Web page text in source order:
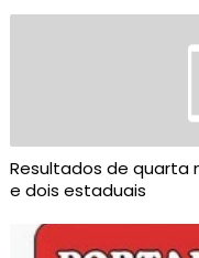
Resultados de quarta
e dois estaduais